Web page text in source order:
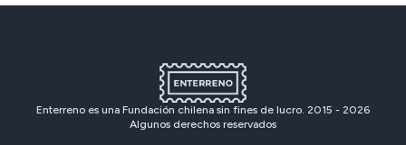
Enterreno es una Fundación chilena sin fines de lucro. 2015 - 2026
Algunos derechos reservados